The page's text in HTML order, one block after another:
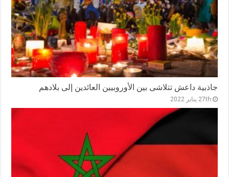
جاذبية داعش تتلاشى بين الأوروبيين العائدين إلى بلادهم
27th يناير 2022